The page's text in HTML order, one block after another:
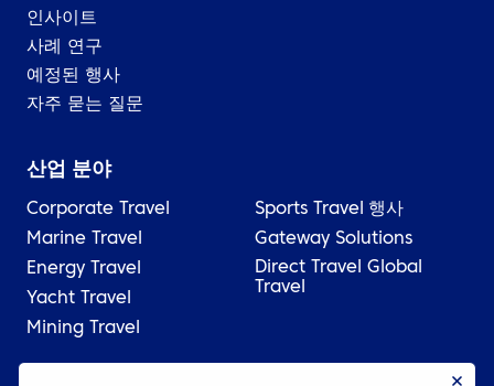
인사이트
사례 연구
예정된 행사
자주 묻는 질문
산업 분야
Corporate Travel
Marine Travel
Energy Travel
Yacht Travel
Mining Travel
Sports Travel 행사
Gateway Solutions
Direct Travel Global
Travel